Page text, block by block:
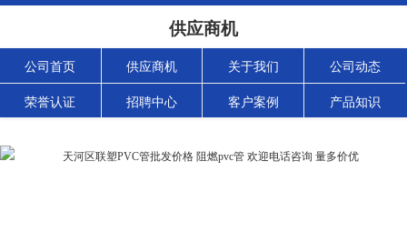
供应商机
公司首页 供应商机 关于我们 公司动态
荣誉认证 招聘中心 客户案例 产品知识